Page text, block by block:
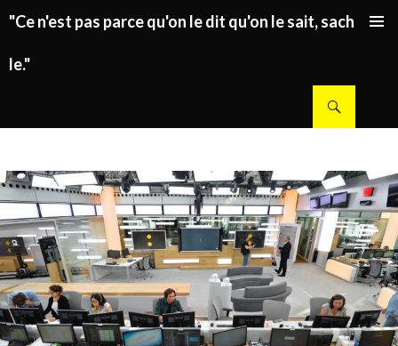
"Ce n'est pas parce qu'on le dit qu'on le sait, sachez
le."